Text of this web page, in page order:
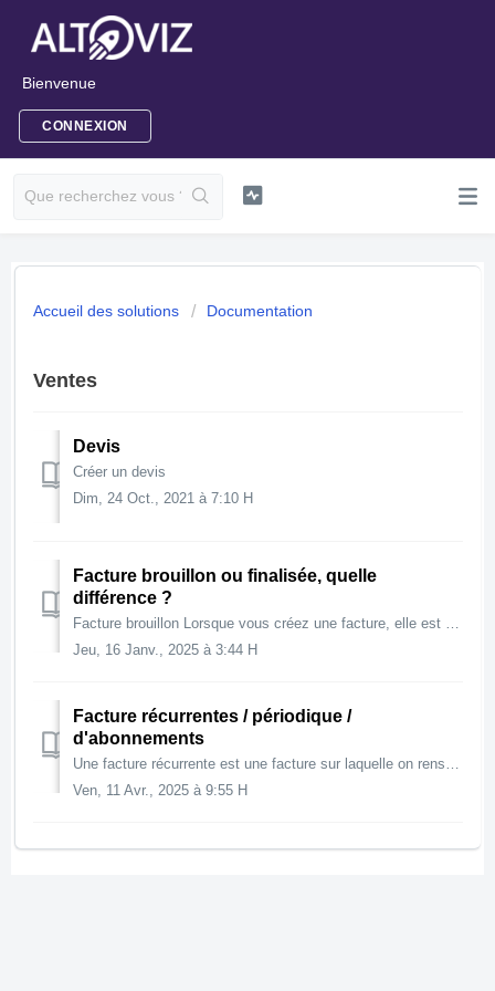
Bienvenue
CONNEXION
Accueil des solutions Documentation
Ventes
Devis
Créer un devis
Dim, 24 Oct., 2021 à 7:10 H
Facture brouillon ou finalisée, quelle
différence ?
Facture brouillon Lorsque vous créez une facture, elle est en brouillon. Vous pouvez la compléter au fur et à mesure, changer lex prix, revoir son contenu,...
Jeu, 16 Janv., 2025 à 3:44 H
Facture récurrentes / périodique /
d'abonnements
Une facture récurrente est une facture sur laquelle on renseigne une périodicité. A chaque période, une facture sera générée sur le modèle. Si vous facture...
Ven, 11 Avr., 2025 à 9:55 H